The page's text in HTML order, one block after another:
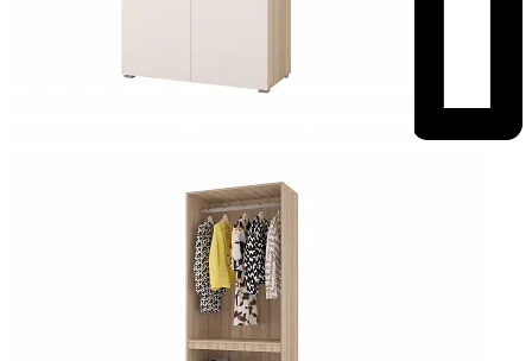
Добавить к сравнению